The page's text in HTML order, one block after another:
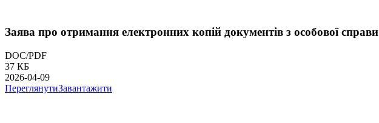
Заява про отримання електронних копій документів з особової справи
DOC/PDF
37 КБ
2026-04-09
ПереглянутиЗавантажити